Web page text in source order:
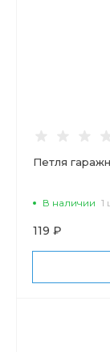
Петля
В наличии 1
119 ₽